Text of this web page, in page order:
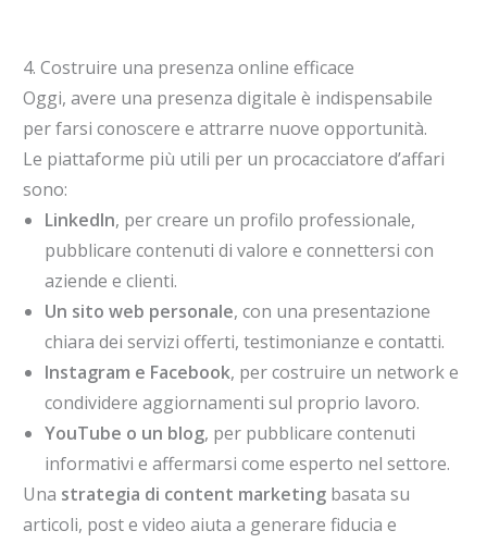
4. Costruire una presenza online efficace
Oggi, avere una presenza digitale è indispensabile
per farsi conoscere e attrarre nuove opportunità.
Le piattaforme più utili per un procacciatore d’affari
sono:
LinkedIn, per creare un profilo professionale,
pubblicare contenuti di valore e connettersi con
aziende e clienti.
Un sito web personale, con una presentazione
chiara dei servizi offerti, testimonianze e contatti.
Instagram e Facebook, per costruire un network e
condividere aggiornamenti sul proprio lavoro.
YouTube o un blog, per pubblicare contenuti
informativi e affermarsi come esperto nel settore.
Una strategia di content marketing basata su
articoli, post e video aiuta a generare fiducia e